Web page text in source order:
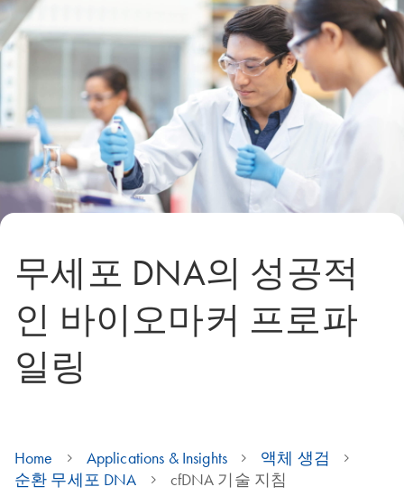
무세포 DNA의 성공적
인 바이오마커 프로파
일링
Home Applications & Insights
액체 생검
순환 무세포 DNA
cfDNA 기술 지침